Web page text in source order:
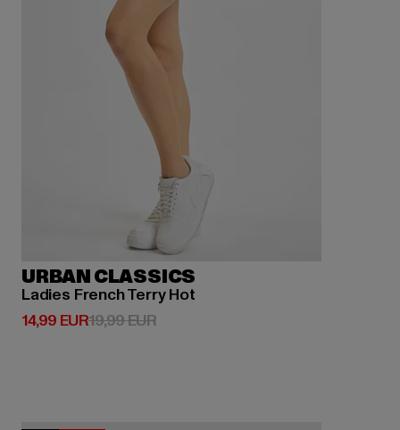
URBAN CLASSICS
Ladies French Terry Hot
14,99 EUR
Derzeitiger Preis: 14,99 EUR
19,99 EURAktionspreis: 19,99 EUR